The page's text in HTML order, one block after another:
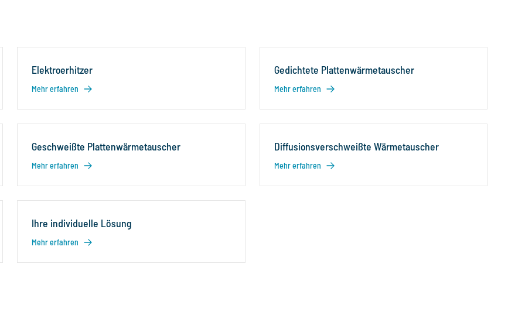
Elektroerhitzer
Mehr erfahren
Gedichtete Plattenwärmetauscher
Mehr erfahren
Geschweißte Plattenwärmetauscher
Mehr erfahren
Diffusionsverschweißte Wärmetauscher
Mehr erfahren
Ihre individuelle Lösung
Mehr erfahren